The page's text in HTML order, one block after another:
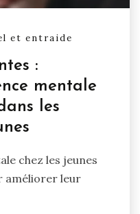
et entraide
:
mentale
les
chez les jeunes
améliorer leur